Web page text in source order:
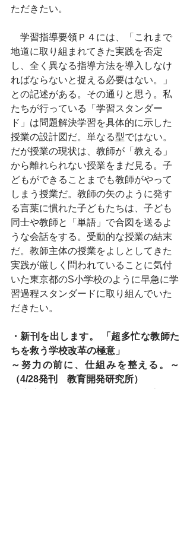
ただきたい。
学習指導要領Ｐ４には、「これまで
地道に取り組まれてきた実践を否定
し、全く異なる指導方法を導入しなけ
ればならないと捉える必要はない。」
との記述がある。その通りと思う。私
たちが行っている「学習スタンダー
ド」は問題解決学習を具体的に示した
授業の設計図だ。単なる型ではない。
だが授業の現状は、教師が「教える」
から離れられない授業をまだ見る。子
どもができることまでも教師がやって
しまう授業だ。教師の矢のように発す
る言葉に慣れた子どもたちは、子ども
同士や教師と「単語」で合図を送るよ
うな会話をする。受動的な授業の結末
だ。教師主体の授業をよしとしてきた
実践が厳しく問われていることに気付
いた東京都のS小学校のように早急に学
習過程スタンダードに取り組んでいた
だきたい。
・新刊を出します。 「超多忙な教師た
ちを救う学校改革の極意」
～努力の前に、仕組みを整える。～
（4/28発刊　教育開発研究所）